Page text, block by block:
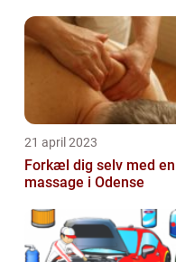
21 april 2023
Forkæl dig selv med en
massage i Odense